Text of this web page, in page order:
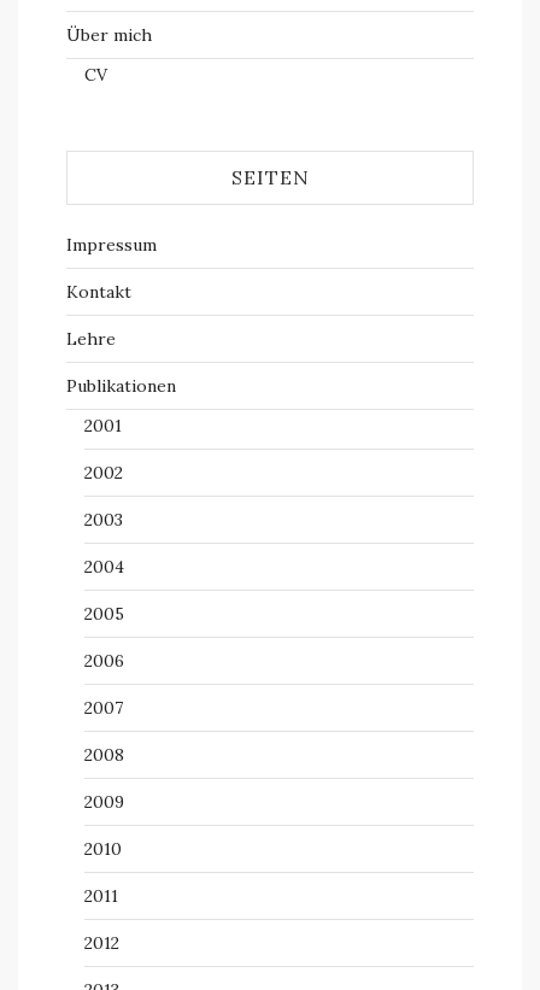
Über mich
CV
SEITEN
Impressum
Kontakt
Lehre
Publikationen
2001
2002
2003
2004
2005
2006
2007
2008
2009
2010
2011
2012